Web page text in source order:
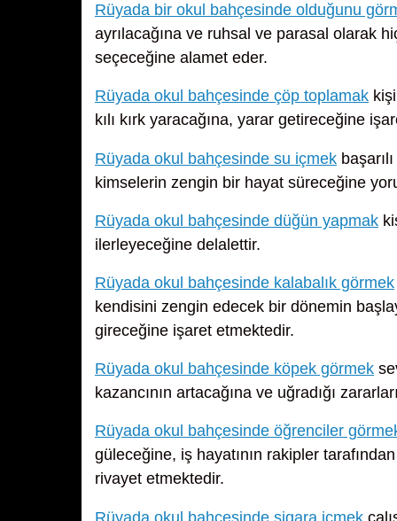
Rüyada bir okul bahçesinde olduğunu
ayrılacağına ve ruhsal ve parasal olarak
seçeceğine alamet eder.
Rüyada okul bahçesinde çöp toplamak
kılı kırk yaracağına, yarar getireceğine
Rüyada okul bahçesinde su içmek
kimselerin zengin bir hayat süreceğine
Rüyada okul bahçesinde düğün yapmak
ilerleyeceğine delalettir.
Rüyada okul bahçesinde kalabalık görmek
kendisini zengin edecek bir dönemin
gireceğine işaret etmektedir.
Rüyada okul bahçesinde köpek görmek
kazancının artacağına ve uğradığı
Rüyada okul bahçesinde öğrenciler
güleceğine, iş hayatının rakipler
rivayet etmektedir.
Rüyada okul bahçesinde sigara içmek